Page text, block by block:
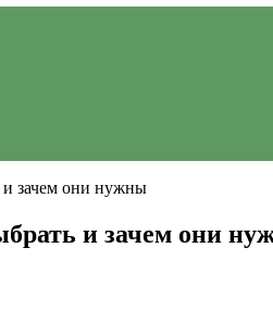
и зачем они нужны
и зачем они